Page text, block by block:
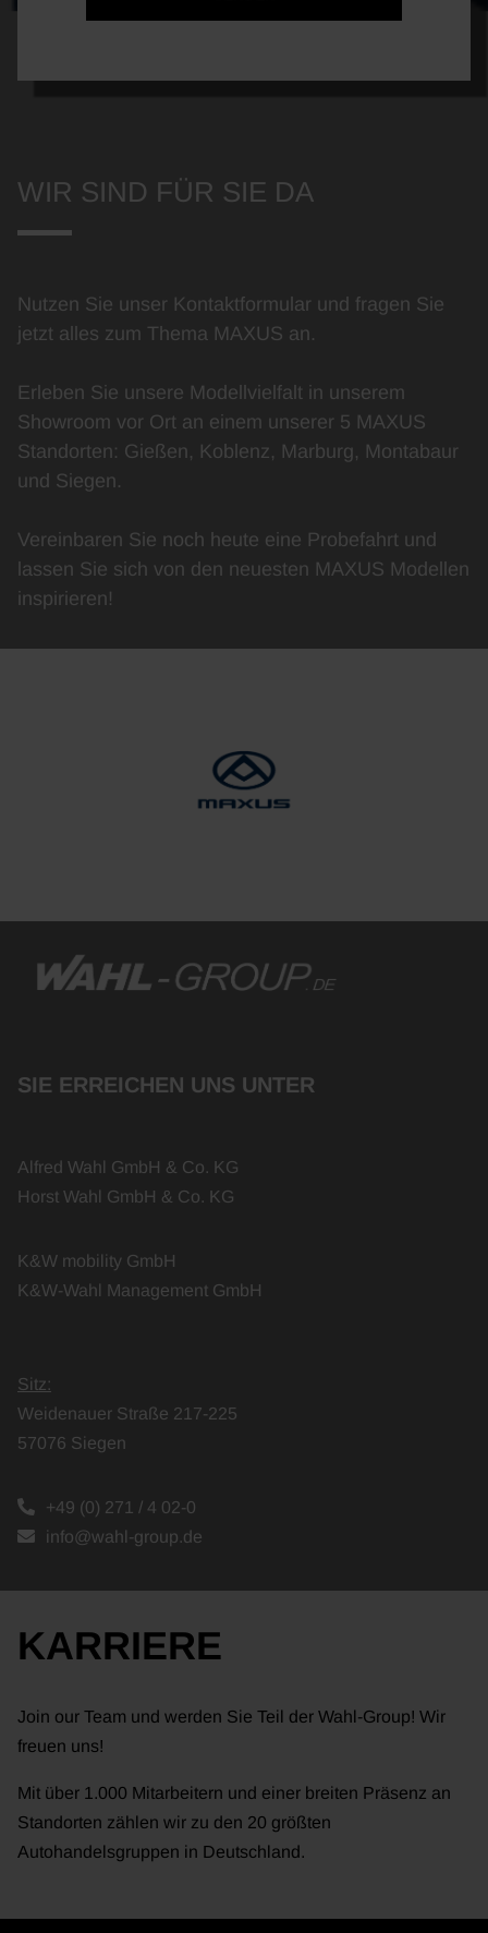
WIR SIND FÜR SIE DA
Nutzen Sie unser Kontaktformular und fragen Sie
jetzt alles zum Thema MAXUS an.
Erleben Sie unsere Modellvielfalt in unserem
Showroom vor Ort an einem unserer 5 MAXUS
Standorten: Gießen, Koblenz, Marburg, Montabaur
und Siegen.
Vereinbaren Sie noch heute eine Probefahrt und
lassen Sie sich von den neuesten MAXUS Modellen
inspirieren!
SIE ERREICHEN UNS UNTER
Alfred Wahl GmbH & Co. KG
Horst Wahl GmbH & Co. KG
K&W mobility GmbH
K&W-Wahl Management GmbH
Sitz:
Weidenauer Straße 217-225
57076 Siegen
+49 (0) 271 / 4 02-0
info@wahl-group.de
KARRIERE
Join our Team und werden Sie Teil der Wahl-Group! Wir
freuen uns!
Mit über 1.000 Mitarbeitern und einer breiten Präsenz an
Standorten zählen wir zu den 20 größten
Autohandelsgruppen in Deutschland.